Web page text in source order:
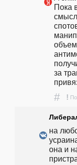
Пока
за
# !
на
она и